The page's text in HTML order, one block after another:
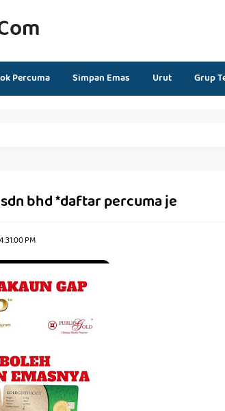
Percuma Simpan Emas Urut Grup
bhd *daftar percuma je
PM